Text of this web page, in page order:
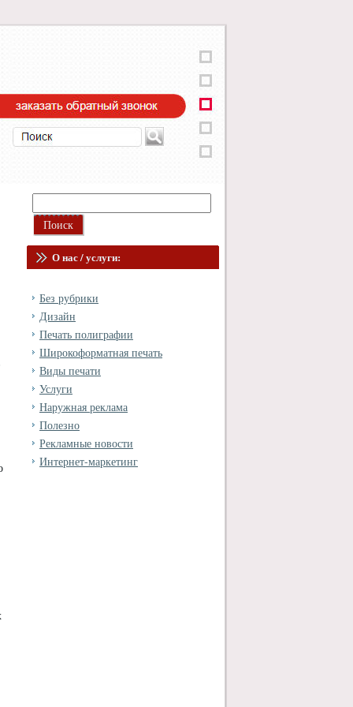
О нас / услуги:
Без рубрики
Дизайн
Печать полиграфии
Широкоформатная печать
Виды печати
Услуги
Наружная реклама
Полезно
Рекламные новости
Интернет-маркетинг